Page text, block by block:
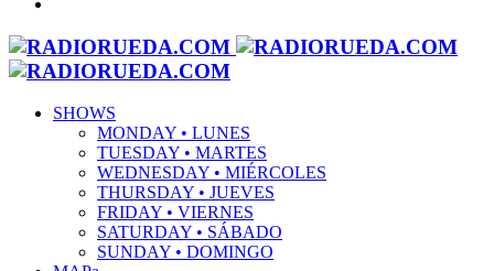
SHOWS
MONDAY • LUNES
TUESDAY • MARTES
WEDNESDAY • MIÉRCOLES
THURSDAY • JUEVES
FRIDAY • VIERNES
SATURDAY • SÁBADO
SUNDAY • DOMINGO